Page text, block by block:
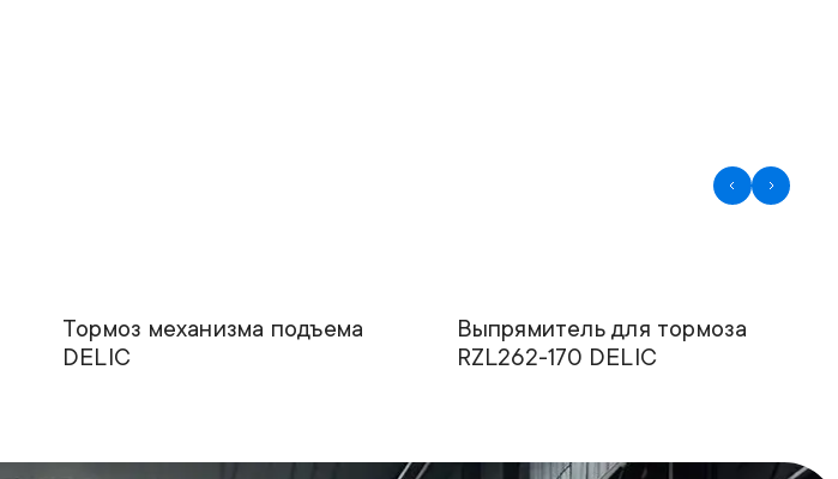
Тормоз механизма подъема
DELIC
Выпрямитель для тормоза
RZL262-170 DELIC